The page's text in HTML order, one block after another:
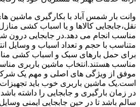
وانت بار شمس آباد با بکارگیری ماشین
نقل،جابجایی کالاها و یا اسباب کشی
مناسب انجام می دهد.در جابجایی درون
متناسب با حجم و تعداد اسباب و وسایل
برای حمل بارهای سبک و اسباب کشی
مناسب هستند.انتخاب ماشین باربری
موفق از ویژگی های اصلی و مهم یک
است.یک ماشین باربری خوب باید تجهیزات
در زمان بارگیری و جابجایی را داشته
سالم باشد تا در حین جابجایی ایمنی وسایل